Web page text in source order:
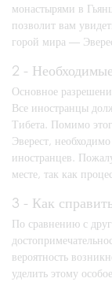
монастырями в
позволит вам
горой мира —
2 -
Основное
Все иностранцы
Тибета. Помимо
Эверест,
иностранцев.
месте, так как
3 - Как
По сравнению с
вероятность
уделить этому